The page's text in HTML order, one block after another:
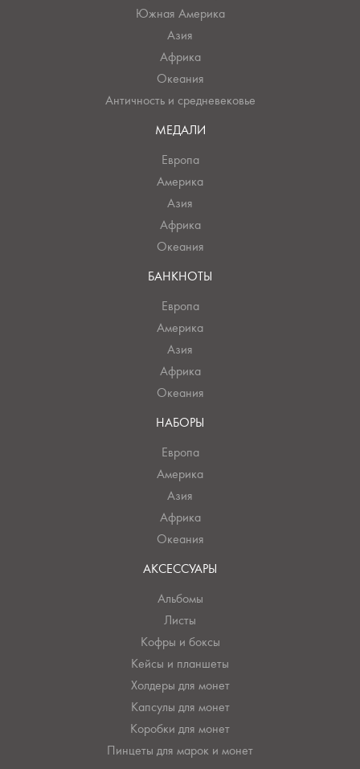
Южная Америка
Азия
Африка
Океания
Античность и средневековье
МЕДАЛИ
Европа
Америка
Азия
Африка
Океания
БАНКНОТЫ
Европа
Америка
Азия
Африка
Океания
НАБОРЫ
Европа
Америка
Азия
Африка
Океания
АКСЕССУАРЫ
Альбомы
Листы
Кофры и боксы
Кейсы и планшеты
Холдеры для монет
Капсулы для монет
Коробки для монет
Пинцеты для марок и монет